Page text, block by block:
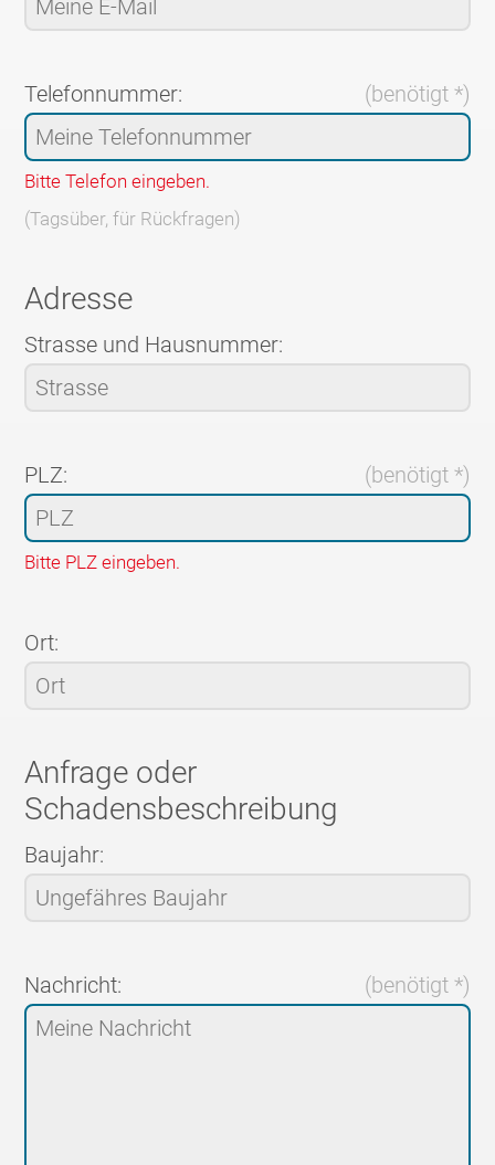
Telefonnummer: (benötigt *)
Bitte Telefon eingeben.
(Tagsüber, für Rückfragen)
Adresse
Strasse und Hausnummer:
PLZ: (benötigt *)
Bitte PLZ eingeben.
Ort:
Anfrage oder
Schadensbeschreibung
Baujahr:
Nachricht: (benötigt *)